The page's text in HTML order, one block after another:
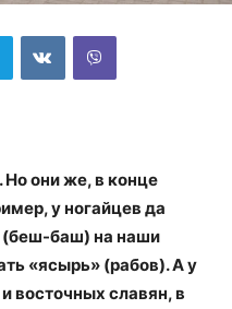
они же, в конце
у ногайцев да
(беш-баш) на наши
«ясырь» (рабов). А у
восточных славян, в